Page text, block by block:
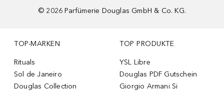
© 2026 Parfümerie Douglas GmbH & Co. KG.
TOP-MARKEN
Rituals
Sol de Janeiro
Douglas Collection
TOP PRODUKTE
YSL Libre
Douglas PDF Gutschein
Giorgio Armani Si